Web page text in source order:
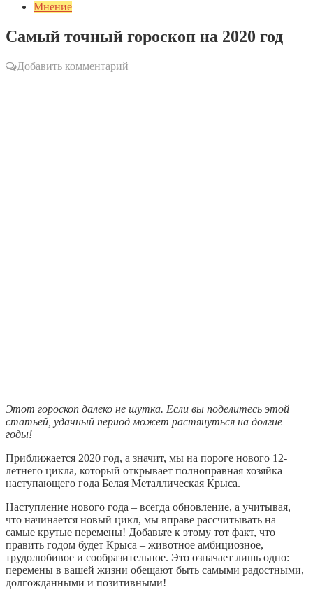
Мнение
Самый точный гороскоп на 2020 год
Добавить комментарий
Этот гороскоп далеко не шутка. Если вы поделитесь этой
статьей, удачный период может растянуться на долгие
годы!
Приближается 2020 год, а значит, мы на пороге нового 12-
летнего цикла, который открывает полноправная хозяйка
наступающего года Белая Металлическая Крыса.
Наступление нового года – всегда обновление, а учитывая,
что начинается новый цикл, мы вправе рассчитывать на
самые крутые перемены! Добавьте к этому тот факт, что
править годом будет Крыса – животное амбициозное,
трудолюбивое и сообразительное. Это означает лишь одно:
перемены в вашей жизни обещают быть самыми радостными,
долгожданными и позитивными!